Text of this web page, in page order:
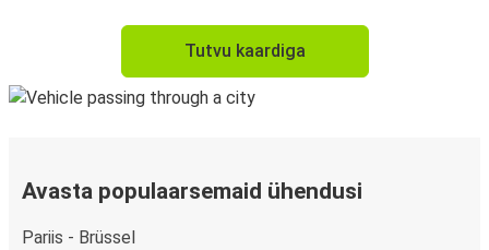
Tutvu kaardiga
Avasta populaarsemaid ühendusi
Pariis - Brüssel